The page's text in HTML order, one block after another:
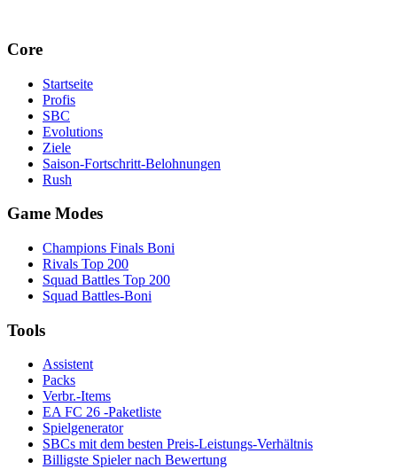
Core
Startseite
Profis
SBC
Evolutions
Ziele
Saison-Fortschritt-Belohnungen
Rush
Game Modes
Champions Finals Boni
Rivals Top 200
Squad Battles Top 200
Squad Battles-Boni
Tools
Assistent
Packs
Verbr.-Items
EA FC 26 -Paketliste
Spielgenerator
SBCs mit dem besten Preis-Leistungs-Verhältnis
Billigste Spieler nach Bewertung